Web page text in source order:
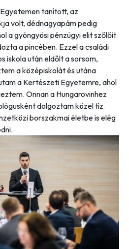
tanított, az
volt, dédnagyapám pedig
a gyöngyösi pénzügyi elit szőlőit
a pincében. Ezzel a családi
iskola után eldőlt a sorsom,
a középiskolát és utána
a Kertészeti Egyetemre, ahol
Onnan a Hungarovinhez
dolgoztam közel tíz
borszakmai életbe is elég